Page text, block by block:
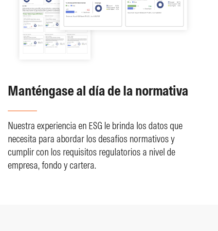
Manténgase al día de la normativa
Nuestra experiencia en ESG le brinda los datos que
necesita para abordar los desafíos normativos y
cumplir con los requisitos regulatorios a nivel de
empresa, fondo y cartera.